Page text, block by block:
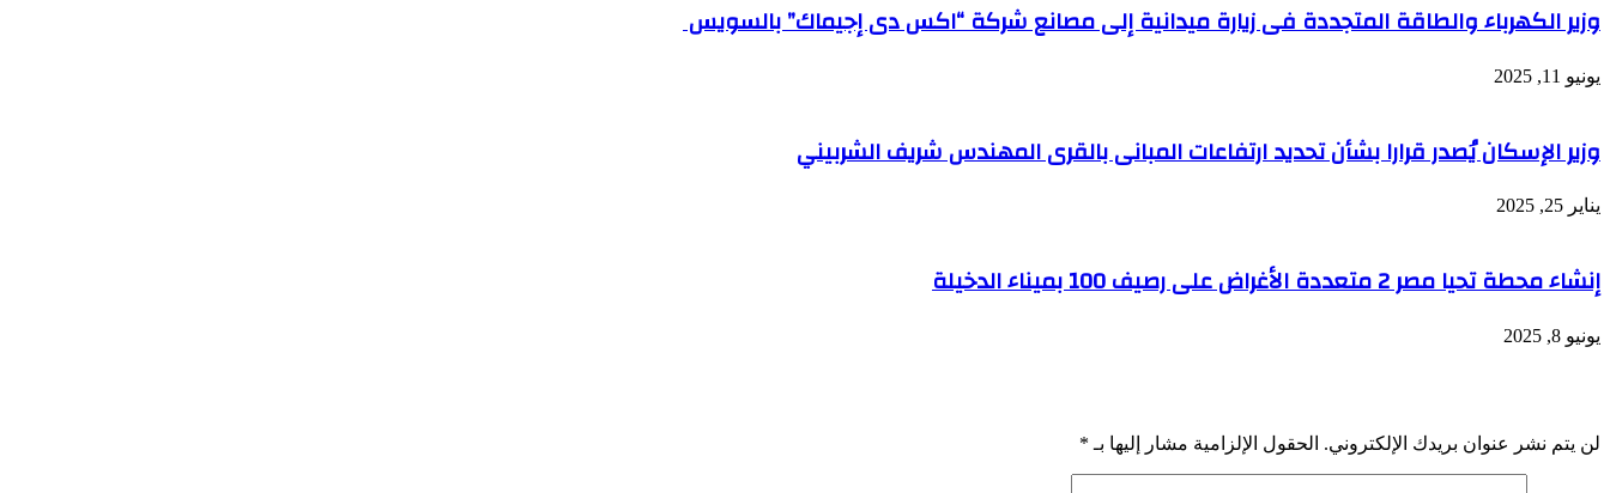
وزير الكهرباء والطاقة المتجددة فى زيارة ميدانية إلى مصانع شركة “اكس دى إجيماك” بالسويس
يونيو 11, 2025
وزير الإسكان يُصدر قرارا بشأن تحديد ارتفاعات المبانى بالقرى المهندس شريف الشربيني
يناير 25, 2025
إنشاء محطة تحيا مصر 2 متعددة الأغراض على رصيف 100 بميناء الدخيلة
يونيو 8, 2025
لن يتم نشر عنوان بريدك الإلكتروني. الحقول الإلزامية مشار إليها بـ *